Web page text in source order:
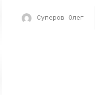
Суперов Олег